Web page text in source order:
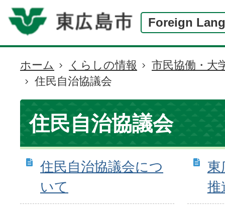
Foreign
現
在
の
置
ホーム くらしの情報
市民協働・大
住民自治協議会
住民自治協議会
住民自治協議会につ
いて
東
推